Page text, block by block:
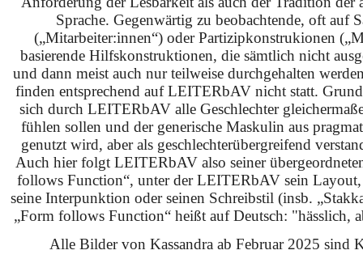
Sprache. Gegenwärtig zu beobachtende, oft auf
(„Mitarbeiter:innen“) oder Partizipkonstrukionen
basierende Hilfskonstruktionen, die sämtlich nicht
und dann meist auch nur teilweise durchgehalten
finden entsprechend auf LEITERbAV nicht statt.
sich durch LEITERbAV alle Geschlechter
fühlen sollen und der generische Maskulin aus
genutzt wird, aber als geschlechterübergreifend
Auch hier folgt LEITERbAV also seiner
follows Function“, unter der LEITERbAV sein Layout,
seine Interpunktion oder seinen Schreibstil (insb.
„Form follows Function“ heißt auf Deutsch: "hässlich,
Alle Bilder von Kassandra ab Februar 2025 sind